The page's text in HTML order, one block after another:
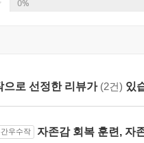
리는 자존감에 올라타 중심
에게는 〈당장 책을 덮고 나
0%
으로 선정한 리뷰가 (2건) 있
간우수작 자존감 회복 훈련, 자